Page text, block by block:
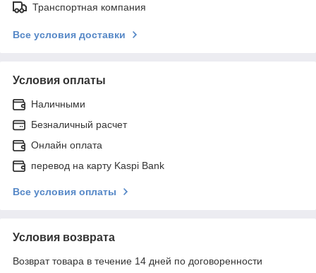
Транспортная компания
Все условия доставки
Условия оплаты
Наличными
Безналичный расчет
Онлайн оплата
перевод на карту Kaspi Bank
Все условия оплаты
Условия возврата
Возврат товара в течение 14 дней по договоренности